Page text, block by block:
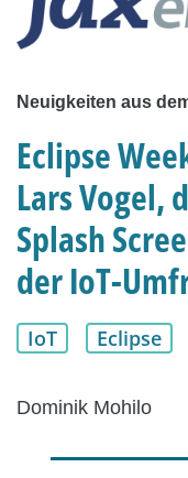
Neuigkeiten aus
Eclipse
Lars Vogel,
Splash
der IoT-
IoT Eclipse
Dominik Mohilo